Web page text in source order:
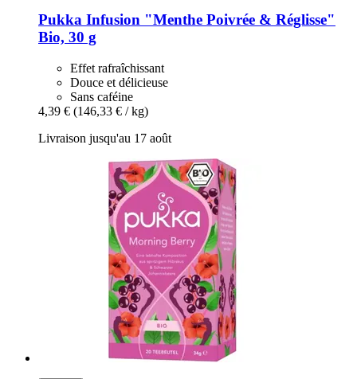
Pukka Infusion "Menthe Poivrée & Réglisse"
Bio, 30 g
Effet rafraîchissant
Douce et délicieuse
Sans caféine
4,39 € (146,33 € / kg)
Livraison jusqu'au 17 août